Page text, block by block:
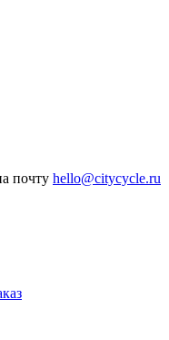
почту hello@citycycle.ru